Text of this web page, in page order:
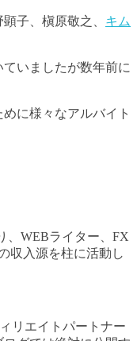
子、槇原敬之、 キム
いましたが数年前に
に様々なアルバイト
、WEBライター、FX
収入源を柱に活動し
リエイトパートナー